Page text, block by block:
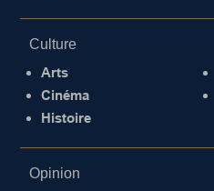
Culture
Arts
Cinéma
Histoire
Opinion